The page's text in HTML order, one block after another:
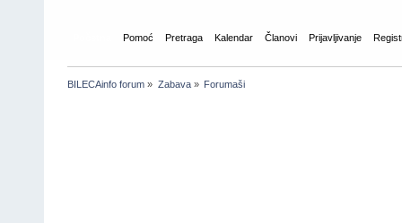
Pomoć Pretraga Kalendar Članovi Prijavljivanje
BILECAinfo forum » Zabava» Forumaši